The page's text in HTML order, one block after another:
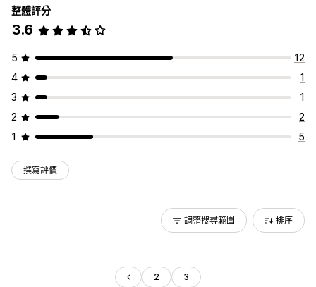
整體評分
3.6
5
12
4
1
3
1
2
2
1
5
撰寫評價
調整搜尋範圍 排序
2 3